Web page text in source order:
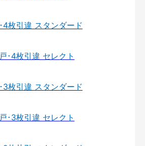
4枚引違 スタンダード
･4枚引違 セレクト
3枚引違 スタンダード
･3枚引違 セレクト